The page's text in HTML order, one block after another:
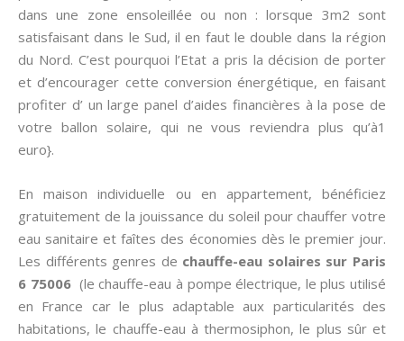
dans une zone ensoleillée ou non : lorsque 3m2 sont
satisfaisant dans le Sud, il en faut le double dans la région
du Nord. C’est pourquoi l’Etat a pris la décision de porter
et d’encourager cette conversion énergétique, en faisant
profiter d’ un large panel d’aides financières à la pose de
votre ballon solaire, qui ne vous reviendra plus qu’à1
euro}.
En maison individuelle ou en appartement, bénéficiez
gratuitement de la jouissance du soleil pour chauffer votre
eau sanitaire et faîtes des économies dès le premier jour.
Les différents genres de chauffe-eau solaires sur Paris
6 75006(le chauffe-eau à pompe électrique, le plus utilisé
en France car le plus adaptable aux particularités des
habitations, le chauffe-eau à thermosiphon, le plus sûr et